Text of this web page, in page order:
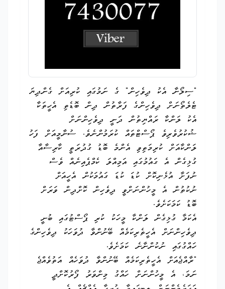
"ސިލޯނާ އެކު ދިވެހިން" ގެ ނަމުގައި ކުރިއަށް ގެންދިޔަ
ޓެލެތޯނަށް ދިވެހިންގެ ފަރާތުން ދިން ބޮޑެތި އެހީތަކާ
އެކު ލަންކާ ރައްޔިތުން ދަނީ ދިވެހިންނަށް
ޝުކުރުވެރިވެ ޕޯސްޓްތައް ކުރަމުންނެވެ. ސުނާމީއަށް ފަހު
ލަންކާއަށް ކުރިމަތިވި އެންމެ ބޮޑު ގުދުރަތީ ކާރިސާއާ
ގުޅިގެން އެ ގައުމުގައި އަމިއްލަ ކެމްޕެއިނެއް ވެސް
ނުފަށާ އުޅެނިކޮށް ކުޑަ ކުޑަ ގައުމަކުން އެހީއަށް
ނުކުތުން އެ މީހުންނަށްވީ ދިވެހިން ކޮށްދިން ވަރަށް
ބޮޑު ކަމަކަށެވެ.
އެކަމާ ގުޅިގެން ލަންކާ މީހަކު ކުރި ޕޯސްޓުގައި ބުނީ
ދިވެހިންނަށް އެހީތެރިކަމެއް ބޭނުންވާ ދުވަހަކު ދިވެހިންގެ
ހައްގުގައި ނުކުންނާނެ ކަމަށެވެ.
"ރާއްޖެއަށް އެހީތެރިކަމެއް ބޭނުންވާ ދުވަހެއް އަތުވެއްޖެ
ނަމަ، އެ މީހުންނަށް ހައްގު މިންވަރު ފޯރުކޮށްދީ